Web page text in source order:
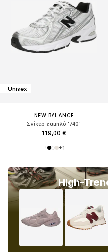
Unisex
NEW BALANCE
Σνίκερ χαμηλό '740'
119,00 €
+1
High-